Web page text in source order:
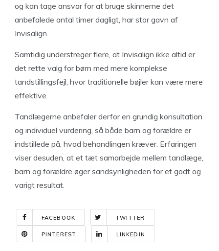
og kan tage ansvar for at bruge skinnerne det
anbefalede antal timer dagligt, har stor gavn af
Invisalign.
Samtidig understreger flere, at Invisalign ikke altid er
det rette valg for børn med mere komplekse
tandstillingsfejl, hvor traditionelle bøjler kan være mere
effektive.
Tandlægerne anbefaler derfor en grundig konsultation
og individuel vurdering, så både barn og forældre er
indstillede på, hvad behandlingen kræver. Erfaringen
viser desuden, at et tæt samarbejde mellem tandlæge,
barn og forældre øger sandsynligheden for et godt og
varigt resultat.
FACEBOOK TWITTER
PINTEREST LINKEDIN